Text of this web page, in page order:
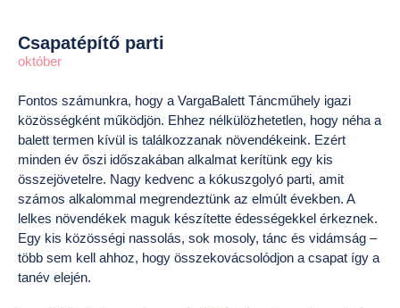
Csapatépítő parti
október
Fontos számunkra, hogy a VargaBalett Táncműhely igazi
közösségként működjön. Ehhez nélkülözhetetlen, hogy néha a
balett termen kívül is találkozzanak növendékeink. Ezért
minden év őszi időszakában alkalmat kerítünk egy kis
összejövetelre. Nagy kedvenc a kókuszgolyó parti, amit
számos alkalommal megrendeztünk az elmúlt években. A
lelkes növendékek maguk készítette édességekkel érkeznek.
Egy kis közösségi nassolás, sok mosoly, tánc és vidámság –
több sem kell ahhoz, hogy összekovácsolódjon a csapat így a
tanév elején.